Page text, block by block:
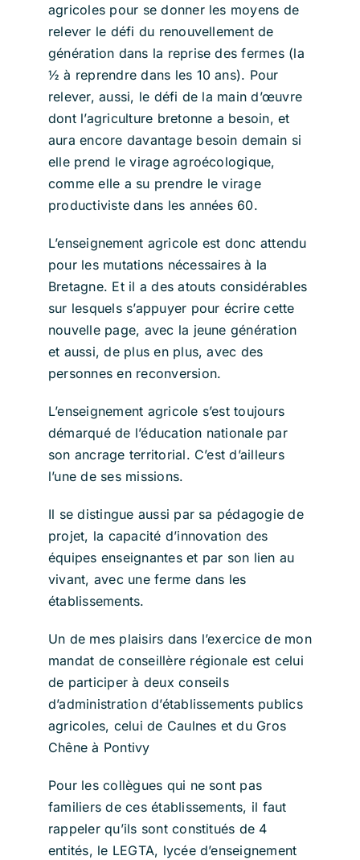
agricoles pour se donner les moyens de
relever le défi du renouvellement de
génération dans la reprise des fermes (la
½ à reprendre dans les 10 ans). Pour
relever, aussi, le défi de la main d’œuvre
dont l’agriculture bretonne a besoin, et
aura encore davantage besoin demain si
elle prend le virage agroécologique,
comme elle a su prendre le virage
productiviste dans les années 60.
L’enseignement agricole est donc attendu
pour les mutations nécessaires à la
Bretagne. Et il a des atouts considérables
sur lesquels s’appuyer pour écrire cette
nouvelle page, avec la jeune génération
et aussi, de plus en plus, avec des
personnes en reconversion.
L’enseignement agricole s’est toujours
démarqué de l’éducation nationale par
son ancrage territorial. C’est d’ailleurs
l’une de ses missions.
Il se distingue aussi par sa pédagogie de
projet, la capacité d’innovation des
équipes enseignantes et par son lien au
vivant, avec une ferme dans les
établissements.
Un de mes plaisirs dans l’exercice de mon
mandat de conseillère régionale est celui
de participer à deux conseils
d’administration d’établissements publics
agricoles, celui de Caulnes et du Gros
Chêne à Pontivy
Pour les collègues qui ne sont pas
familiers de ces établissements, il faut
rappeler qu’ils sont constitués de 4
entités, le LEGTA, lycée d’enseignement